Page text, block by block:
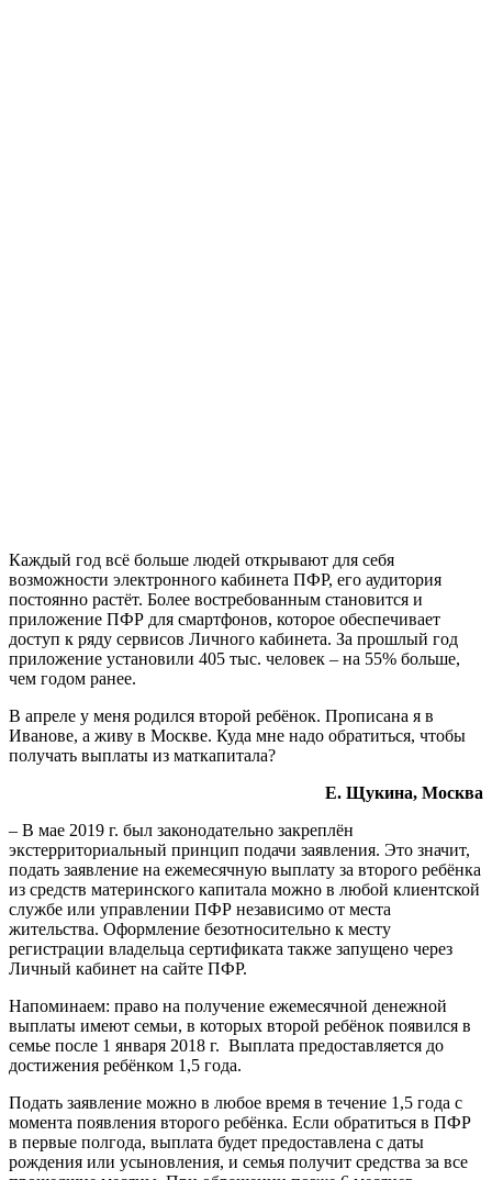
Каждый год всё больше людей открывают для себя
возможности электронного кабинета ПФР, его аудитория
постоянно растёт. Более востребованным становится и
приложение ПФР для смартфонов, которое обеспечивает
доступ к ряду сервисов Личного кабинета. За прошлый год
приложение установили 405 тыс. человек – на 55% больше,
чем годом ранее.
В апреле у меня родился второй ребёнок. Прописана я в
Иванове, а живу в Москве. Куда мне надо обратиться, чтобы
получать выплаты из маткапитала?
Е. Щукина, Москва
– В мае 2019 г. был законодательно закреплён
экстерриториальный принцип подачи заявления. Это значит,
подать заявление на ежемесячную выплату за второго ребёнка
из средств материнского капитала можно в любой клиентской
службе или управлении ПФР независимо от места
жительства. Оформление безотносительно к месту
регистрации владельца сертификата также запущено через
Личный кабинет на сайте ПФР.
Напоминаем: право на получение ежемесячной денежной
выплаты имеют семьи, в которых второй ребёнок появился в
семье после 1 января 2018 г. Выплата предоставляется до
достижения ребёнком 1,5 года.
Подать заявление можно в любое время в течение 1,5 года с
момента появления второго ребёнка. Если обратиться в ПФР
в первые полгода, выплата будет предоставлена с даты
рождения или усыновления, и семья получит средства за все